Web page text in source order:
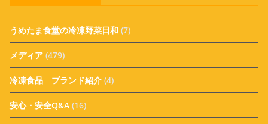
うめたま食堂の冷凍野菜日和 (7)
メディア (479)
冷凍食品 ブランド紹介 (4)
安心・安全Q&A (16)